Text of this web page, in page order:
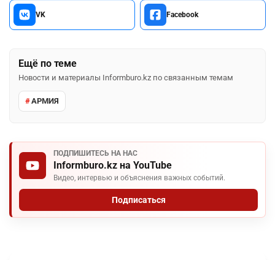
VK Facebook
Ещё по теме
Новости и материалы Informburo.kz по связанным темам
АРМИЯ
ПОДПИШИТЕСЬ НА НАС
Informburo.kz на YouTube
Видео, интервью и объяснения важных событий.
Подписаться